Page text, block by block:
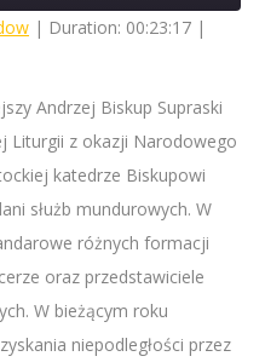
| Duration: 00:23:17 |
Andrzej Biskup Supraski
Liturgii z okazji Narodowego
katedrze Biskupowi
służb mundurowych. W
różnych formacji
oraz przedstawiciele
W bieżącym roku
niepodległości przez